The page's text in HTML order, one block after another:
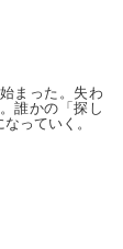
まった。失わ
誰かの「探し
っていく。